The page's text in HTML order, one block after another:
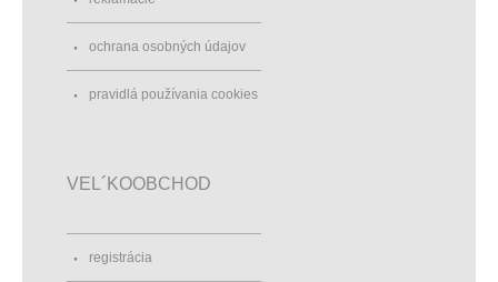
ochrana osobných údajov
pravidlá používania cookies
VEL´KOOBCHOD
registrácia